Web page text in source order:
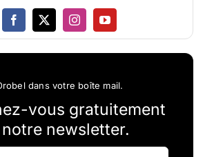
dans votre boîte mail.
vous gratuitement
notre newsletter.